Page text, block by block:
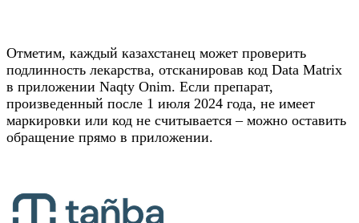
Отметим, каждый казахстанец может проверить
подлинность лекарства, отсканировав код Data Matrix
в приложении Naqty Onim. Если препарат,
произведенный после 1 июля 2024 года, не имеет
маркировки или код не считывается – можно оставить
обращение прямо в приложении.